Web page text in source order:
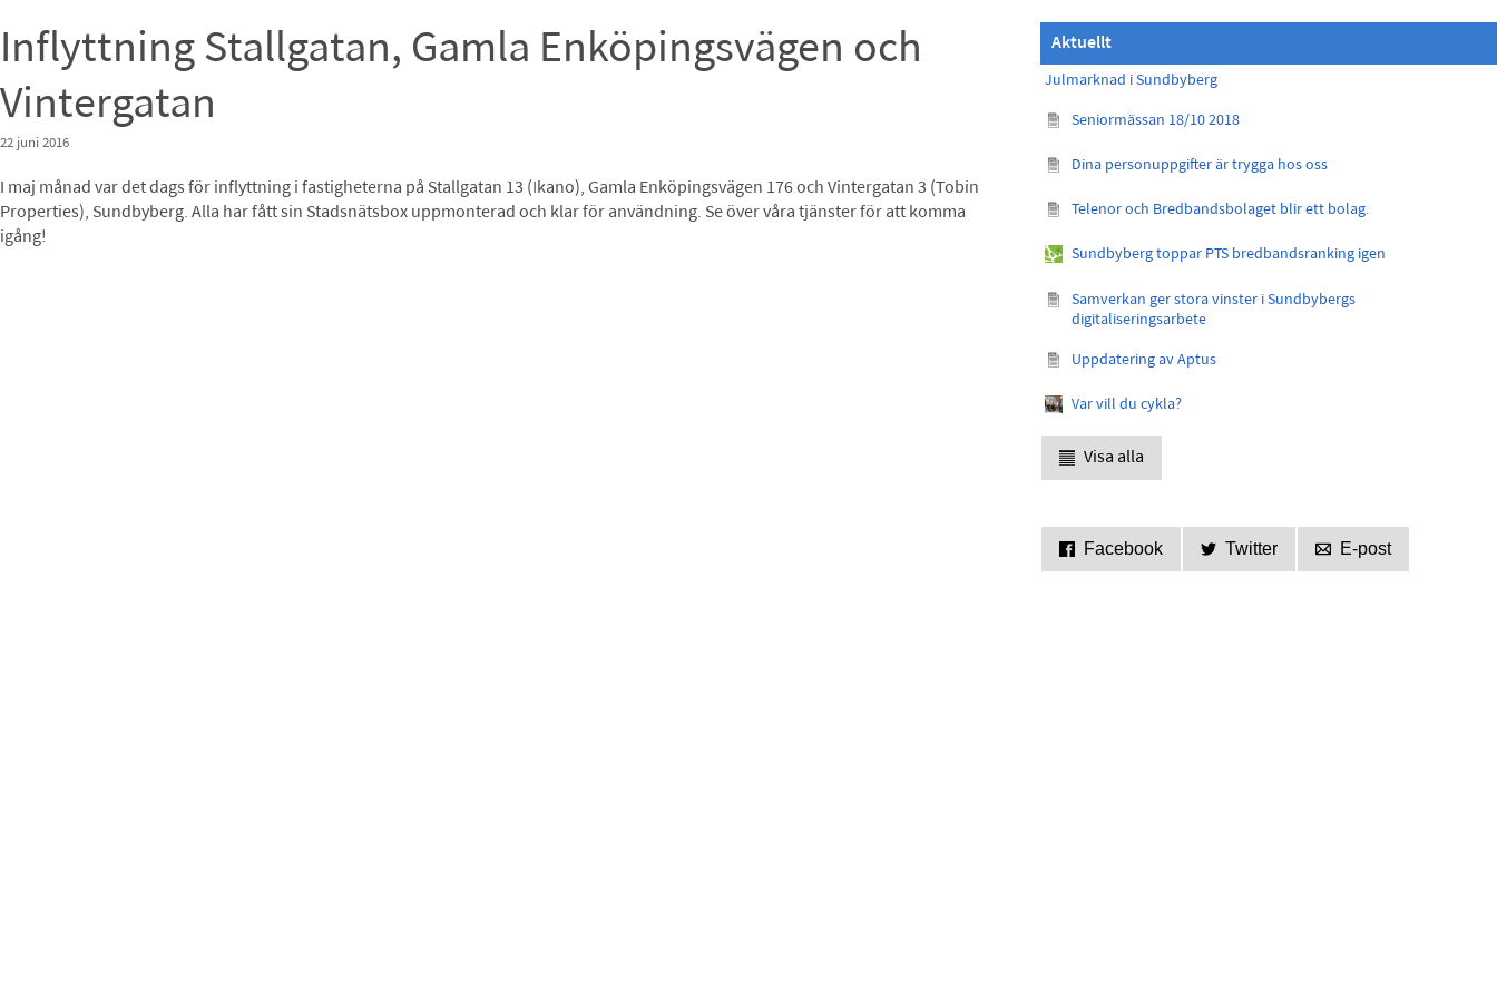
Inflyttning Stallgatan, Gamla Enköpingsvägen och
Vintergatan
22 juni 2016
I maj månad var det dags för inflyttning i fastigheterna på Stallgatan 13 (Ikano), Gamla Enköpingsvägen 176 och Vintergatan 3 (Tobin
Properties), Sundbyberg. Alla har fått sin Stadsnätsbox uppmonterad och klar för användning. Se över våra tjänster för att komma
igång!
Aktuellt
Julmarknad i Sundbyberg
Seniormässan 18/10 2018
Dina personuppgifter är trygga hos oss
Telenor och Bredbandsbolaget blir ett bolag.
Sundbyberg toppar PTS bredbandsranking igen
Samverkan ger stora vinster i Sundbybergs
digitaliseringsarbete
Uppdatering av Aptus
Var vill du cykla?
Visa alla
Facebook Twitter E-post